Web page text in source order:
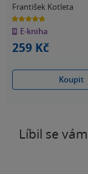
František Kotleta
4.8
z
5
hvězdiček
E-kniha
259 Kč
Koupit
Líbil se